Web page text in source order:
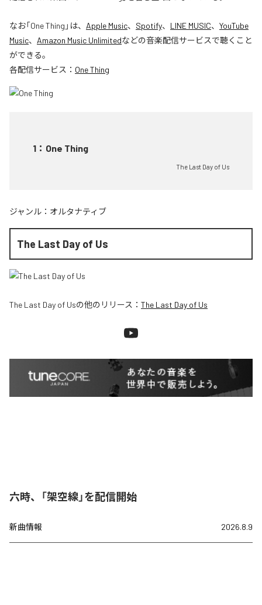
なお「One Thing 」は、 Apple Music、 Spotify、 LINE MUSIC、 YouTube
Music、 Amazon Music Unlimitedなどの音楽配信サービスで聴くこと
ができる。
各配信サービス： One Thing
1 ： One Thing
The Last Day of Us
ジャンル： オルタナティブ
The Last Day of Us
The Last Day of Usの他のリリース： The Last Day of Us
六時、「架空線」を配信開始
新曲情報 2026.8.9